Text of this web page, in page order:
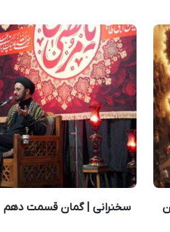
سخنرانی | گمان قسمت دهم